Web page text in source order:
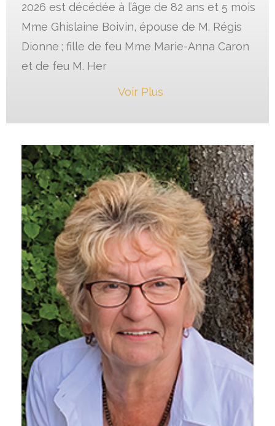
2026 est décédée à l’âge de 82 ans et 5 mois
Mme Ghislaine Boivin, épouse de M. Régis
Dionne ; fille de feu Mme Marie-Anna Caron
et de feu M. Her
Voir Plus